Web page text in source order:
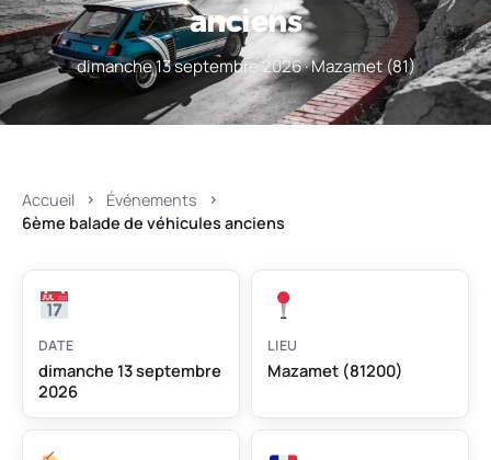
anciens
dimanche 13 septembre 2026 · Mazamet (81)
Accueil
Événements
6ème balade de véhicules anciens
DATE
dimanche 13 septembre
2026
LIEU
Mazamet (81200)